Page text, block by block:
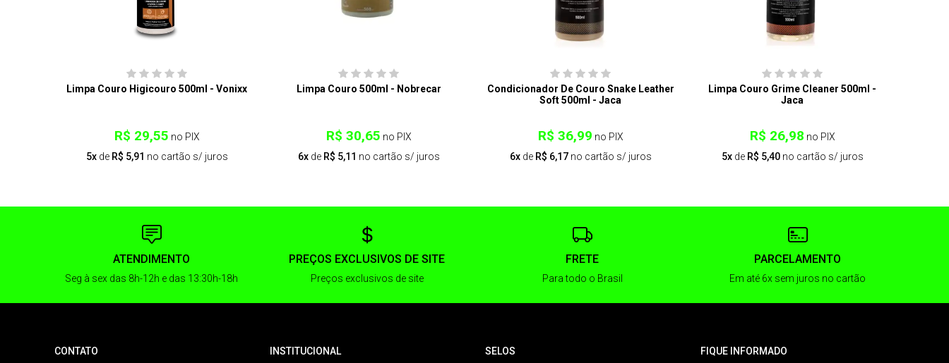
Limpa Couro Higicouro 500ml - Vonixx
R$ 29,55 no PIX
5xde R$ 5,91 no cartão s/ juros
Limpa Couro 500ml - Nobrecar
R$ 30,65 no PIX
6xde R$ 5,11 no cartão s/ juros
Condicionador De Couro Snake Leather
Soft 500ml - Jaca
R$ 36,99 no PIX
6xde R$ 6,17no cartão s/ juros
Limpa Couro Grime Cleaner 500ml -
Jaca
R$ 26,98 no PIX
5xde R$ 5,40no cartão s/ juros
ATENDIMENTO
Seg à sex das 8h-12h e das 13:30h-18h
PREÇOS EXCLUSIVOS DE SITE
Preços exclusivos de site
FRETE
Para todo o Brasil
PARCELAMENTO
Em até 6x sem juros no cartão
CONTATO INSTITUCIONAL SELOS FIQUE INFORMADO